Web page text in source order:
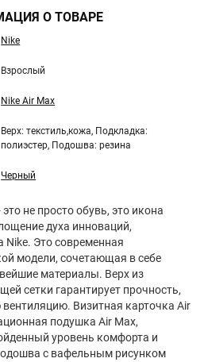
О ТОВАРЕ
Nike
Взрослый
Nike Air Max
Верх: текстиль,кожа, Подкладка:
полиэстер, Подошва: резина
Черный
не просто обувь, это икона
духа инноваций,
Это современная
модели, сочетающая в себе
материалы. Верх из
сетки гарантирует прочность,
Визитная карточка Air
подушка Air Max,
уровень комфорта и
с вафельным рисунком